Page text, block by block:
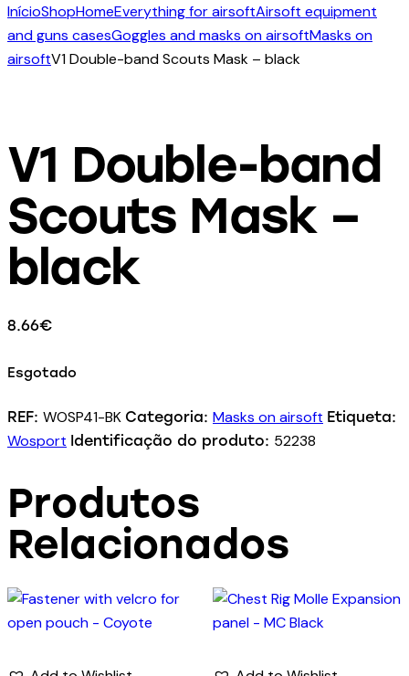
InícioShopHomeEverything for airsoftAirsoft equipment
and guns casesGoggles and masks on airsoftMasks on
airsoftV1 Double-band Scouts Mask – black
V1 Double-band
Scouts Mask –
black
8.66€
Esgotado
REF: WOSP41-BK Categoria: Masks on airsoft Etiqueta:
Wosport Identificação do produto: 52238
Produtos
Relacionados